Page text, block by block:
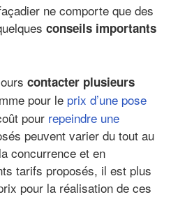
ne comporte que des
conseils importants
contacter plusieurs
pour le prix d’une pose
pour repeindre une
peuvent varier du tout au
concurrence et en
tarifs proposés, il est plus
pour la réalisation de ces